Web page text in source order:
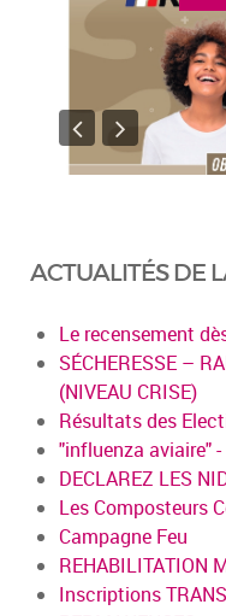
ACTUALITÉS DE
Le recensement
SÉCHERESSE –
(NIVEAU CRISE)
Résultats des
"influenza aviaire"
DECLAREZ LES
Les Composteurs
Campagne Feu
REHABILITATION
Inscriptions